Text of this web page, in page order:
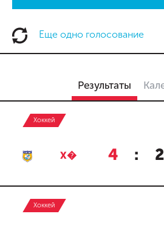
Еще одно голосование
Результаты
Хоккей
Х� 4 : 2
Хоккей